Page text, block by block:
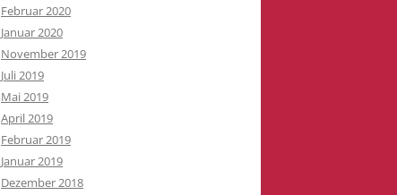
Februar 2020
Januar 2020
November 2019
Juli 2019
Mai 2019
April 2019
Februar 2019
Januar 2019
Dezember 2018